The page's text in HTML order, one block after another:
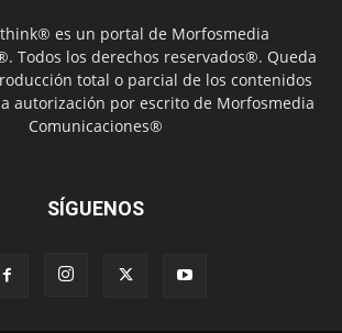
es un portal de Morfosmedia
Todos los derechos reservados®. Queda
total o parcial de los contenidos
autorización por escrito de Morfosmedia
Comunicaciones®
SÍGUENOS